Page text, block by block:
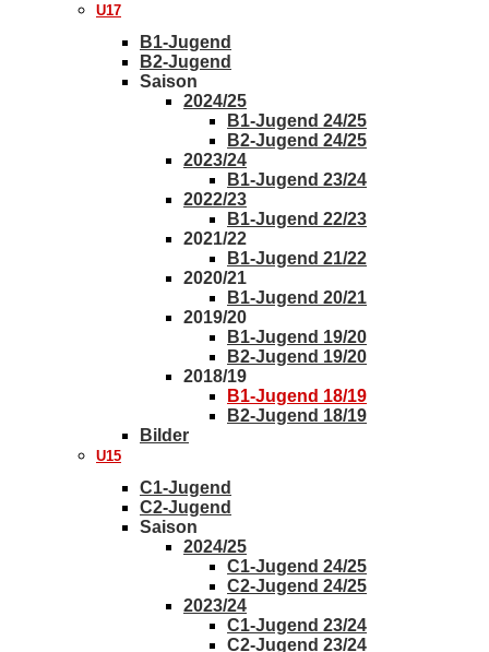
U17
B1-Jugend
B2-Jugend
Saison
2024/25
B1-Jugend 24/25
B2-Jugend 24/25
2023/24
B1-Jugend 23/24
2022/23
B1-Jugend 22/23
2021/22
B1-Jugend 21/22
2020/21
B1-Jugend 20/21
2019/20
B1-Jugend 19/20
B2-Jugend 19/20
2018/19
B1-Jugend 18/19
B2-Jugend 18/19
Bilder
U15
C1-Jugend
C2-Jugend
Saison
2024/25
C1-Jugend 24/25
C2-Jugend 24/25
2023/24
C1-Jugend 23/24
C2-Jugend 23/24